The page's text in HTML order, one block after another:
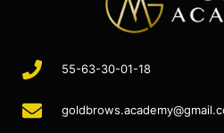
55-63-30-01-18